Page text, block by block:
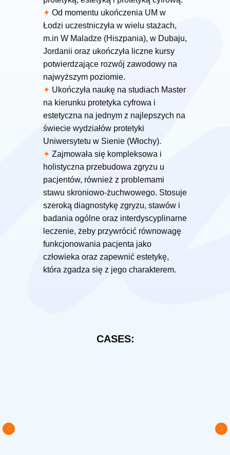
✦ Od momentu ukończenia UM w
Łodzi uczestniczyła w wielu stażach,
m.in W Maladze (Hiszpania), w Dubaju,
Jordanii oraz ukończyła liczne kursy
potwierdzające rozwój zawodowy na
najwyższym poziomie.
✦ Ukończyła naukę na studiach Master
na kierunku protetyka cyfrowa i
estetyczna na jednym z najlepszych na
świecie wydziałów protetyki
Uniwersytetu w Sienie (Włochy).
✦ Zajmowała się kompleksowa i
holistyczna przebudowa zgryzu u
pacjentów, również z problemami
stawu skroniowo-żuchwowego. Stosuje
szeroką diagnostykę zgryzu, stawów i
badania ogólne oraz interdyscyplinarne
leczenie, żeby przywrócić równowagę
funkcjonowania pacjenta jako
człowieka oraz zapewnić estetykę,
która zgadza się z jego charakterem.
CASES: